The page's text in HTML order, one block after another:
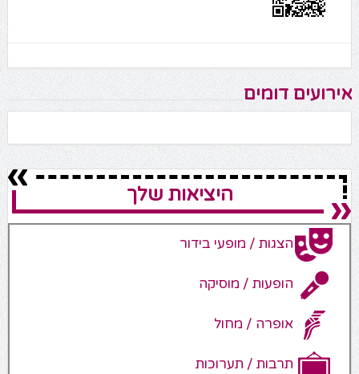
אירועים דומים
היציאות שלך
הצגות / מופעי בידור
הופעות / מוסיקה
אופרה / מחול
תרבות / תערוכות